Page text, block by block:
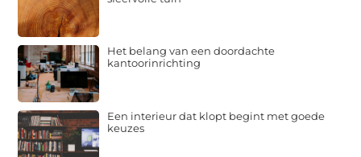
Het belang van een doordachte
kantoorinrichting
Een interieur dat klopt begint met goede
keuzes